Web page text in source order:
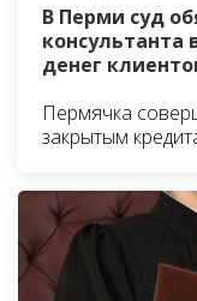
В Перми суд
денег
Пермячка
закрытым